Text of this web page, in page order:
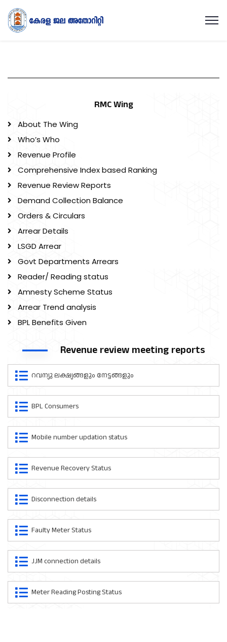
RMC Wing
About The Wing
Who’s Who
Revenue Profile
Comprehensive Index based Ranking
Revenue Review Reports
Demand Collection Balance
Orders & Circulars
Arrear Details
LSGD Arrear
Govt Departments Arrears
Reader/ Reading status
Amnesty Scheme Status
Arrear Trend analysis
BPL Benefits Given
Revenue review meeting reports
റവന്യു ലക്ഷ്യങ്ങളും നേട്ടങ്ങളും
BPL Consumers
Mobile number updation status
Revenue Recovery Status
Disconnection details
Faulty Meter Status
JJM connection details
Meter Reading Posting Status